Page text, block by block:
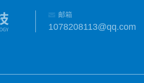
邮箱
1078208113@qq.com